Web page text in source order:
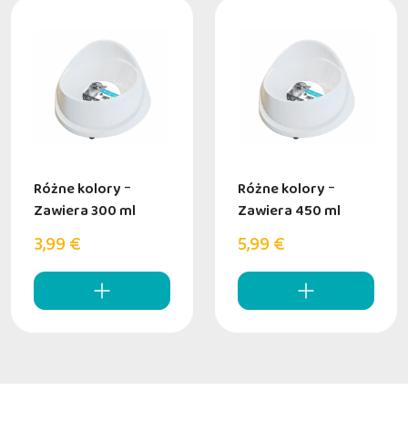
Różne kolory -
Zawiera 300 ml
3,99 €
Różne kolory -
Zawiera 450 ml
5,99 €